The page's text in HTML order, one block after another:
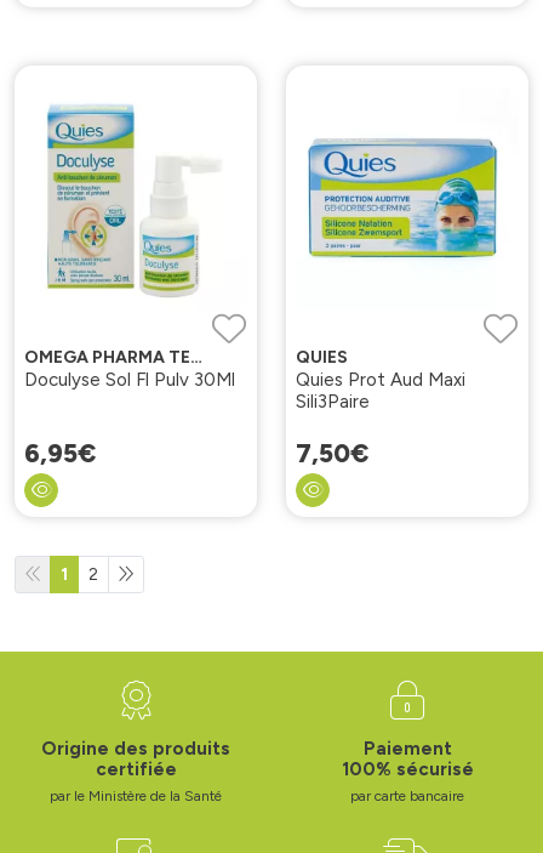
OMEGA PHARMA TECHNIQUE
Doculyse Sol Fl Pulv 30Ml
6,95€
QUIES
Quies Prot Aud Maxi
Sili3Paire
7,50€
1 2
Origine des produits
certifiée
par le Ministère de la Santé
Paiement
100% sécurisé
par carte bancaire